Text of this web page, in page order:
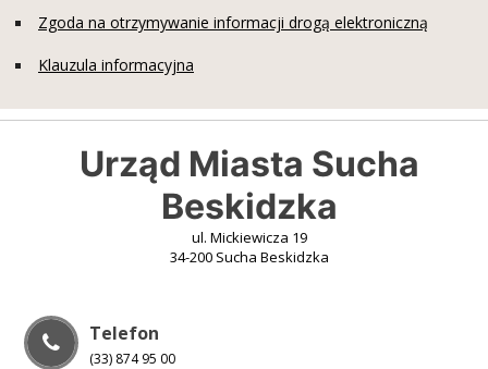
Zgoda na otrzymywanie informacji drogą elektroniczną
Klauzula informacyjna
Urząd Miasta Sucha
Beskidzka
ul. Mickiewicza 19
34-200 Sucha Beskidzka
Telefon
(33) 874 95 00